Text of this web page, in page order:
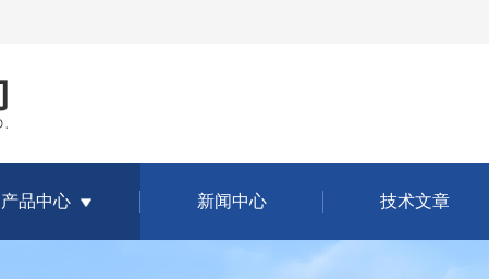
产品中心 新闻中心 技术文章